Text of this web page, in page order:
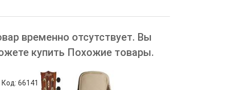
временно отсутствует. Вы
купить Похожие товары.
Код: 66141